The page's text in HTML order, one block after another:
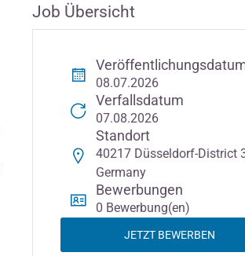
Job Übersicht
08.07.2026
Verfallsdatum
07.08.2026
Standort
40217 Düsseldorf-District
Germany
Bewerbungen
0 Bewerbung(en)
JETZT BEWERBEN